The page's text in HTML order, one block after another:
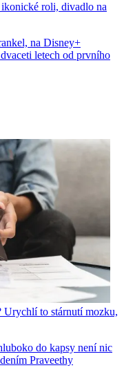
roli, divadlo na
na Disney+
letech od prvního
to stárnutí mozku,
do kapsy není nic
Praveethy